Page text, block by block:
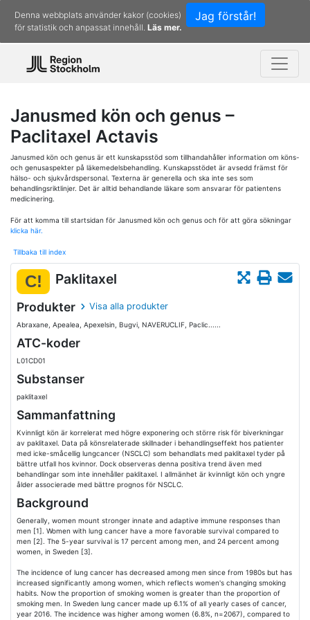
Jag förstår!
Denna webbplats använder kakor (cookies)
för statistik och anpassat innehåll. Läs mer.
Janusmed kön och genus –
Paclitaxel Actavis
Janusmed kön och genus är ett kunskapsstöd som tillhandahåller information om köns-
och genusaspekter på läkemedelsbehandling. Kunskapsstödet är avsedd främst för
hälso- och sjukvårdspersonal. Texterna är generella och ska inte ses som
behandlingsriktlinjer. Det är alltid behandlande läkare som ansvarar för patientens
medicinering.
För att komma till startsidan för Janusmed kön och genus och för att göra sökningar
klicka här.
Tillbaka till index
C! Paklitaxel
Produkter Visa alla produkter
Abraxane, Apealea, Apexelsin, Bugvi, NAVERUCLIF, Paclic......
ATC-koder
L01CD01
Substanser
paklitaxel
Sammanfattning
Kvinnligt kön är korrelerat med högre exponering och större risk för biverkningar
av paklitaxel. Data på könsrelaterade skillnader i behandlingseffekt hos patienter
med icke-småcellig lungcancer (NSCLC) som behandlats med paklitaxel tyder på
bättre utfall hos kvinnor. Dock observeras denna positiva trend även med
behandlingar som inte innehåller paklitaxel. I allmänhet är kvinnligt kön och yngre
ålder associerade med bättre prognos för NSCLC.
Background
Generally, women mount stronger innate and adaptive immune responses than
men [1]. Women with lung cancer have a more favorable survival compared to
men [2]. The 5-year survival is 17 percent among men, and 24 percent among
women, in Sweden [3].
The incidence of lung cancer has decreased among men since from 1980s but has
increased significantly among women, which reflects women's changing smoking
habits. Now the proportion of smoking women is greater than the proportion of
smoking men. In Sweden lung cancer made up 6.1% of all yearly cases of cancer,
year 2016. The incidence was higher among women (6.8%, n=2067), compared to